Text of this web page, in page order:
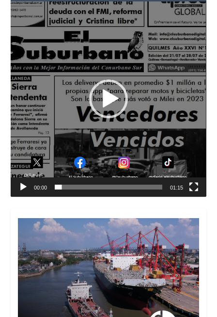
Reproductor
de
vídeo
00:00 01:15